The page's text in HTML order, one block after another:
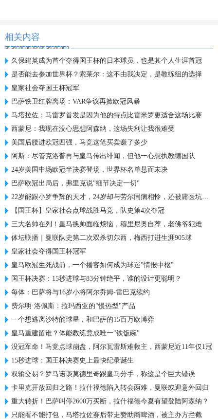
相关内容
久保建英成为首个夺得国王杯的日本球员，也是其个人生涯首冠
是否能去参加世界杯？索莱尔：这不由我决定，是教练组的选择
皇家社会夺国王杯冠军
巴萨铁卫红牌离场：VAR争议再掀欧冠风暴
马塔拉佐：马雷罗首发是因为他的特点比雷米罗更适合这场比赛
西蒙尼：我现在没心思想阿森纳，这场失利让我很难受
美国后腰进欧冠四强，马竞这笔买卖赚了多少
阿斯：尽管克洛普再与皇马传出绯闻，但他一心想执教德国队
24岁美国中场欧冠半决赛登场，世界杯名单悬而未决
巴萨欧冠出局后，弗里克说"细节决定一切"
22岁能跟小罗争辉的天才，24岁却与劳尔同病相怜，还被庸医坑惨了
【国王杯】皇家社会点球战胜马竞，队史第4次夺冠
三大名帅在列！皇马换帅面临烦恼，穆里尼奥自荐，老佛爷犯难
体坛联播｜曼联队史第二次双杀切尔西，梅西打进生涯905球
皇家社会夺得国王杯冠军
皇马欧冠生死战前，一个播客如何成为球迷"情报中枢"
国王杯决赛：15秒进球与83分钟绝平，谁的设计更聪明？
每体：巴萨将与16岁小将阿尔乔姆-雷巴克续约
费尔明·洛佩斯：拉玛西亚的"慢热型"产品
一个想逃离沙特的球星，和巴萨的15百万欧博弈
皇马重建留谁？体能教练竟成唯一"铁饭碗"
没冠军命！马竞点球崩盘，阿尔瓦雷斯难救主，西蒙尼近11年仅1冠
15秒进球：国王杯决赛史上最快纪录诞生
双输交易？罗马诺谈莫德里奇跟皇马分手，称这是个巨大错误
卡里克开放回归之路！拉什福德陷入转会两难，曼联或迎意外回归
重大转折！巴萨叫停2600万买断，拉什福德今夏有望登陆阿森纳？
只能看不能打包，马塔拉佐赛后带走赞助商啤酒，被主办方拦截